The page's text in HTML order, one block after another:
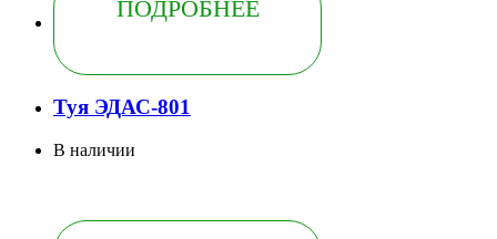
ПОДРОБНЕЕ
Туя ЭДАС-801
В наличии